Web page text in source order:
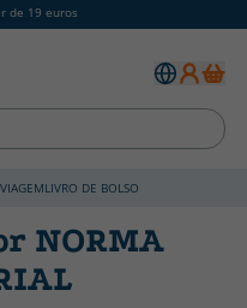
de 19 euros
LIVRO DE BOLSO
NORMA